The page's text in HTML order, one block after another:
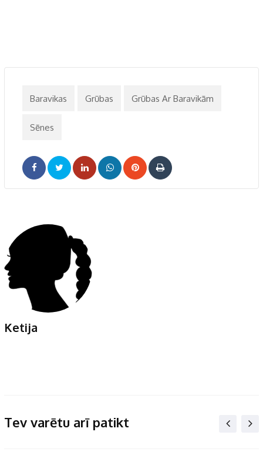
Baravikas Grūbas Grūbas Ar Baravikām
Sēnes
LinkedInWhatsappPinterest
Print
Ketija
Tev varētu arī patikt